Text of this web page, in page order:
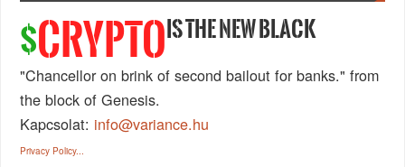
$CRYPTO IS THE NEW BLACK
"Chancellor on brink of second bailout for banks." from
the block of Genesis.
Kapcsolat: info@variance.hu
Privacy Policy...